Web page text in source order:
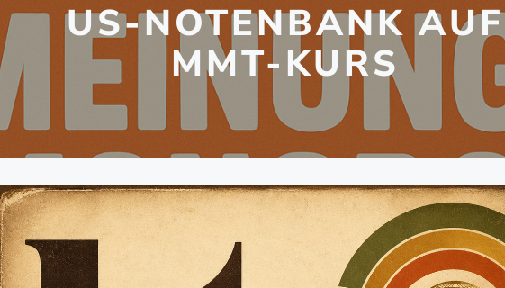
US-NOTENBANK AUF
MMT-KURS